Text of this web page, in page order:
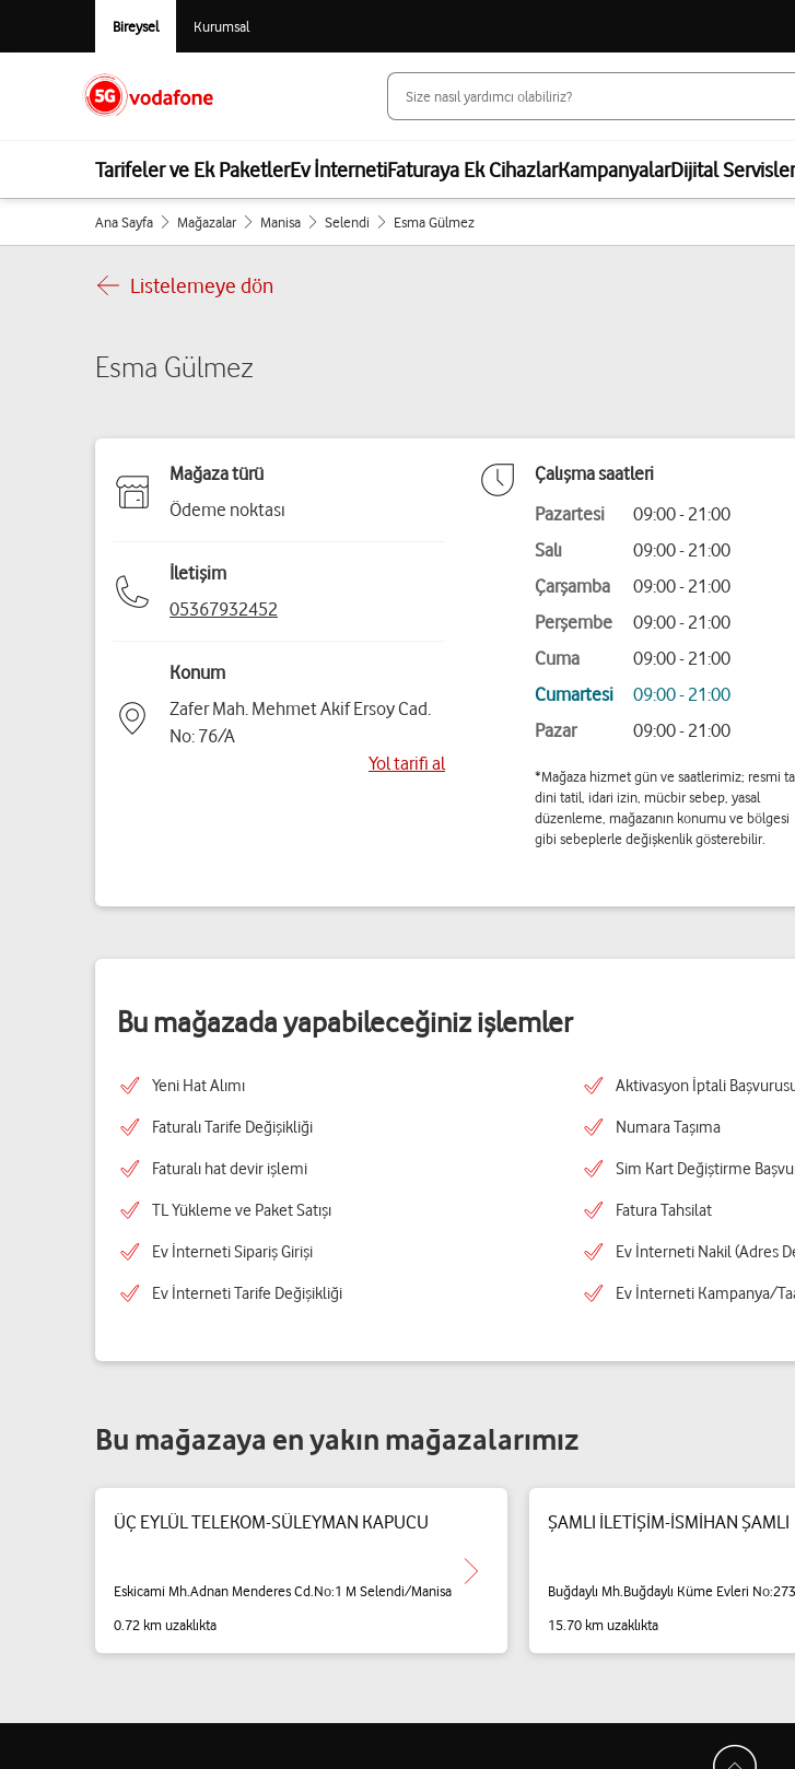
Bireysel Kurumsal
Tarifeler ve Ek PaketlerEv İnternetiFaturaya Ek CihazlarKampanyalarDijital Servisler
Ana Sayfa Mağazalar Manisa Selendi Esma Gülmez
Listelemeye dön
Esma Gülmez
Mağaza türü
Ödeme noktası
İletişim
05367932452
Konum
Zafer Mah. Mehmet Akif Ersoy Cad.
No: 76/A
Yol tarifi al
Çalışma saatleri
Pazartesi
09:00 - 21:00
Salı
09:00 - 21:00
Çarşamba
09:00 - 21:00
Perşembe
09:00 - 21:00
Cuma
09:00 - 21:00
Cumartesi
09:00 - 21:00
Pazar
09:00 - 21:00
*Mağaza hizmet gün ve saatlerimiz; resmi
dini tatil, idari izin, mücbir sebep, yasal
düzenleme, mağazanın konumu ve bölgesi
gibi sebeplerle değişkenlik gösterebilir.
Bu mağazada yapabileceğiniz işlemler
Yeni Hat Alımı Aktivasyon İptali
Faturalı Tarife Değişikliği Numara Taşıma
Faturalı hat devir işlemi Sim Kart Değiştirme
TL Yükleme ve Paket Satışı Fatura Tahsilat
Ev İnterneti Sipariş Girişi Ev İnterneti Nakil (Adres
Ev İnterneti Tarife Değişikliği Ev İnterneti Kampanya/
Bu mağazaya en yakın mağazalarımız
ÜÇ EYLÜL TELEKOM-SÜLEYMAN KAPUCU
Eskicami Mh.Adnan Menderes Cd.No:1 M Selendi/Manisa
0.72 km uzaklıkta
ŞAMLI İLETİŞİM-İSMİHAN ŞAMLI
Buğdaylı Mh.Buğdaylı Küme Evleri
15.70 km uzaklıkta